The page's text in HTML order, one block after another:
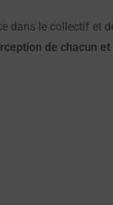
dans le collectif et
de chacun